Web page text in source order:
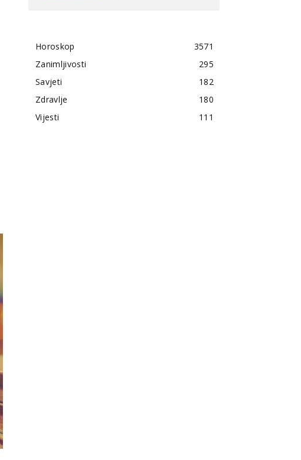
Horoskop
3571
Zanimljivosti
295
Savjeti
182
Zdravlje
180
Vijesti
111